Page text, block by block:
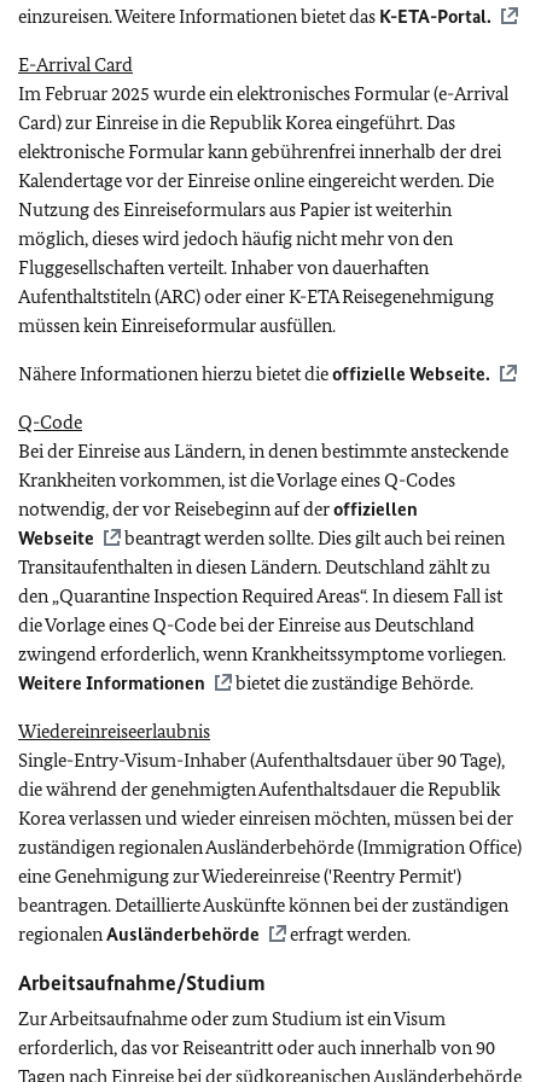
einzureisen. Weitere Informationen bietet das K-ETA-Portal.
E-Arrival Card
Im Februar 2025 wurde ein elektronisches Formular (e-Arrival
Card) zur Einreise in die Republik Korea eingeführt. Das
elektronische Formular kann gebührenfrei innerhalb der drei
Kalendertage vor der Einreise online eingereicht werden. Die
Nutzung des Einreiseformulars aus Papier ist weiterhin
möglich, dieses wird jedoch häufig nicht mehr von den
Fluggesellschaften verteilt. Inhaber von dauerhaften
Aufenthaltstiteln (ARC) oder einer K-ETA Reisegenehmigung
müssen kein Einreiseformular ausfüllen.
Nähere Informationen hierzu bietet dieoffizielle Webseite.
Q-Code
Bei der Einreise aus Ländern, in denen bestimmte ansteckende
Krankheiten vorkommen, ist die Vorlage eines Q-Codes
notwendig, der vor Reisebeginn auf deroffiziellen
Webseite
beantragt werden sollte. Dies gilt auch bei reinen
Transitaufenthalten in diesen Ländern. Deutschland zählt zu
den „Quarantine Inspection Required Areas“. In diesem Fall ist
die Vorlage eines Q-Code bei der Einreise aus Deutschland
zwingend erforderlich, wenn Krankheitssymptome vorliegen.
Weitere Informationen
bietet die zuständige Behörde.
Wiedereinreiseerlaubnis
Single-Entry-Visum-Inhaber (Aufenthaltsdauer über 90 Tage),
die während der genehmigten Aufenthaltsdauer die Republik
Korea verlassen und wieder einreisen möchten, müssen bei der
zuständigen regionalen Ausländerbehörde (Immigration Office)
eine Genehmigung zur Wiedereinreise ('Reentry Permit')
beantragen. Detaillierte Auskünfte können bei der zuständigen
regionalenAusländerbehörde erfragt werden.
Arbeitsaufnahme/Studium
Zur Arbeitsaufnahme oder zum Studium ist ein Visum
erforderlich, das vor Reiseantritt oder auch innerhalb von 90
Tagen nach Einreise bei der südkoreanischen Ausländerbehörde